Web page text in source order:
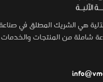
هي الشريك المطلق في
شاملة من المنتجات والخدمات